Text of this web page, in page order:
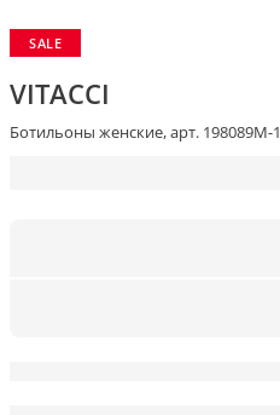
SALE
VITACCI
Ботильоны женские, арт. 198089M-1